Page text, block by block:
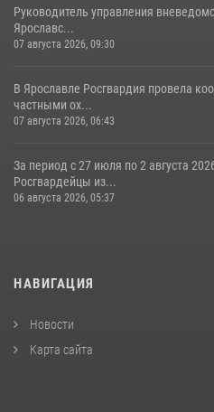
Руководитель управления
Ярославс...
07 августа 2026, 09:30
В Ярославле Росгвардия провела
частными ох...
07 августа 2026, 06:43
За период с 27 июля по 2 августа
Росгвардейцы из...
06 августа 2026, 05:37
НАВИГАЦИЯ
Новости
Карта сайта